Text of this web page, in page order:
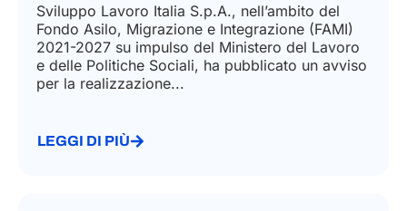
Sviluppo Lavoro Italia S.p.A., nell’ambito del
Fondo Asilo, Migrazione e Integrazione (FAMI)
2021-2027 su impulso del Ministero del Lavoro
e delle Politiche Sociali, ha pubblicato un avviso
per la realizzazione...
LEGGI DI PIÙ